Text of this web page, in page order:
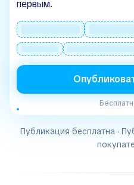
первым.
Публикация бесплатна ·